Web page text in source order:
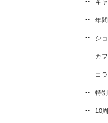
キ
年
シ
カ
コ
特
10